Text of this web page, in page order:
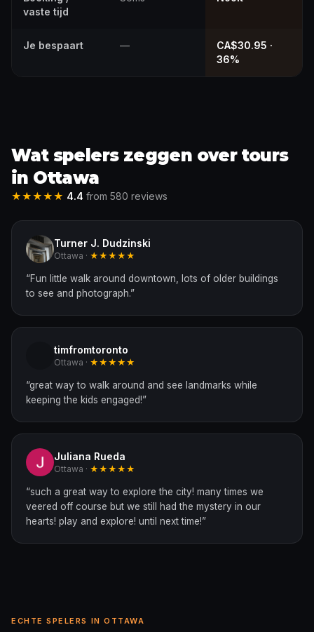
vaste tijd
Je bespaart —
CA$30.95 ·
36%
Wat spelers zeggen over tours
in Ottawa
★★★★★ 4.4 from 580 reviews
Turner J. Dudzinski
Ottawa · ★★★★★
“Fun little walk around downtown, lots of older buildings
to see and photograph.”
timfromtoronto
Ottawa · ★★★★★
“great way to walk around and see landmarks while
keeping the kids engaged!”
Juliana Rueda
Ottawa · ★★★★★
“such a great way to explore the city! many times we
veered off course but we still had the mystery in our
hearts! play and explore! until next time!”
ECHTE SPELERS IN OTTAWA